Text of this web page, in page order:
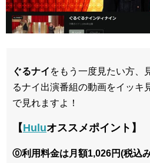
ぐるナイ をもう一度見たい方、
るナイ出演番組の動画をイッキ
で見れますよ！
【Huluオススメポイント】
⓪利用料金は月額1,026円(税込